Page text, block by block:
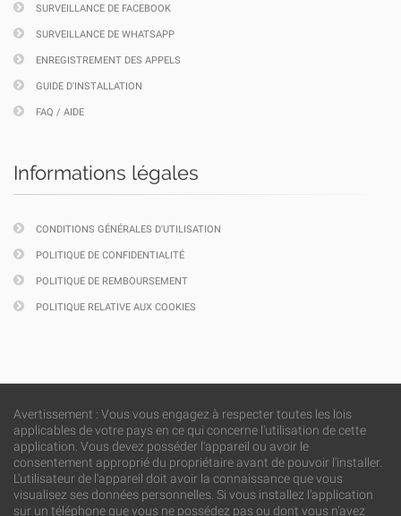
SURVEILLANCE DE FACEBOOK
SURVEILLANCE DE WHATSAPP
ENREGISTREMENT DES APPELS
GUIDE D'INSTALLATION
FAQ / AIDE
Informations légales
CONDITIONS GÉNÉRALES D'UTILISATION
POLITIQUE DE CONFIDENTIALITÉ
POLITIQUE DE REMBOURSEMENT
POLITIQUE RELATIVE AUX COOKIES
Avertissement : Vous vous engagez à respecter toutes les lois
applicables de votre pays en ce qui concerne l'utilisation de cette
application. Vous devez posséder l'appareil ou avoir le
consentement approprié du propriétaire avant de pouvoir l'installer.
L'utilisateur de l'appareil doit avoir la connaissance que vous
visualisez ses données personnelles. Si vous installez l'application
sur un téléphone que vous ne possédez pas ou dont vous n'avez